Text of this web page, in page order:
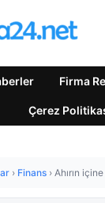
Firma
Çerez
› Finans › Ahırın